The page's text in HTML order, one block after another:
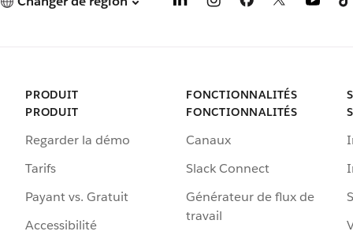
PRODUIT
PRODUIT
Regarder la démo
Tarifs
Payant vs. Gratuit
Accessibilité
FONCTIONNALITÉS
FONCTIONNALITÉS
Canaux
Slack Connect
Générateur de flux de
travail